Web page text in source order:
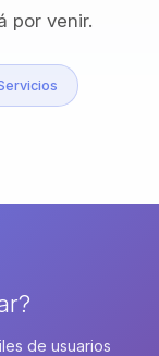
por venir.
de usuarios